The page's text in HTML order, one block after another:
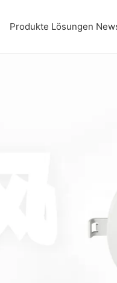
Produkte Lösungen